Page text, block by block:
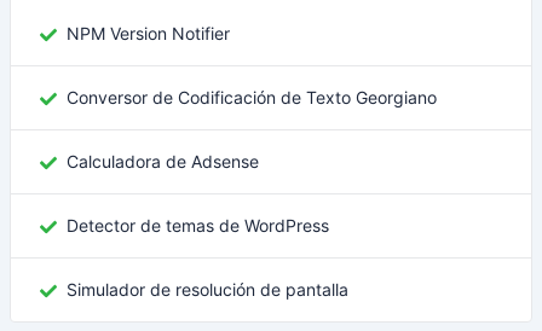
NPM Version Notifier
Conversor de Codificación de Texto Georgiano
Calculadora de Adsense
Detector de temas de WordPress
Simulador de resolución de pantalla